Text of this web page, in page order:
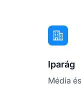
Iparág
Média